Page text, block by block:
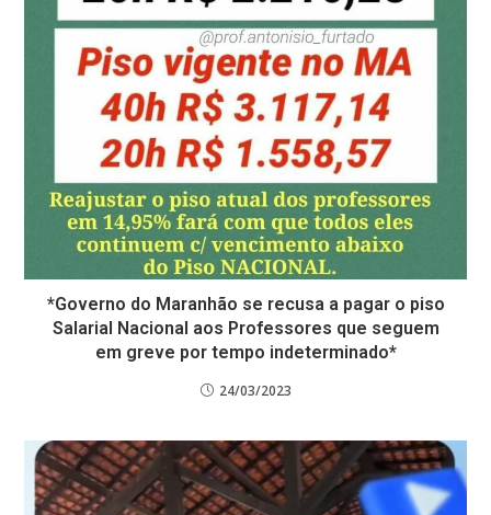
*Governo do Maranhão se recusa a pagar o piso
Salarial Nacional aos Professores que seguem
em greve por tempo indeterminado*
24/03/2023